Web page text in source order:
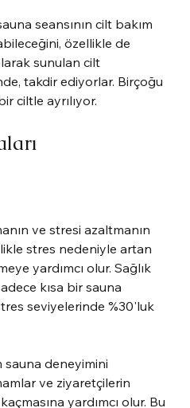
seansının cilt bakım
özellikle de
sunulan cilt
takdir ediyorlar. Birçoğu
ciltle ayrılıyor.
ve stresi azaltmanın
stres nedeniyle artan
yardımcı olur. Sağlık
kısa bir sauna
seviyelerinde %30'luk
sauna deneyimini
ve ziyaretçilerin
yardımcı olur. Bu